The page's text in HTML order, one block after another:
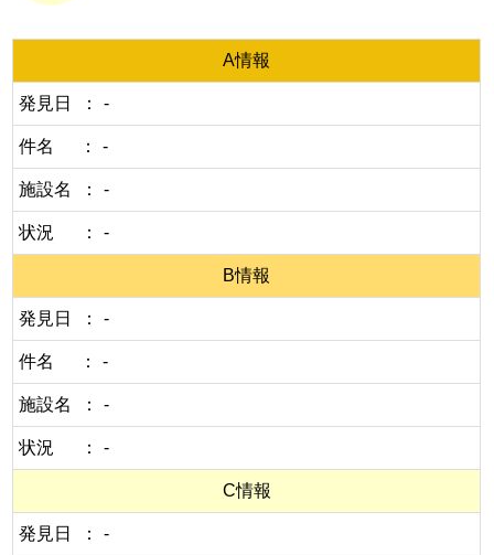
A情報
発見日 -
件名 -
施設名 -
状況 -
B情報
発見日 -
件名 -
施設名 -
状況 -
C情報
発見日 -